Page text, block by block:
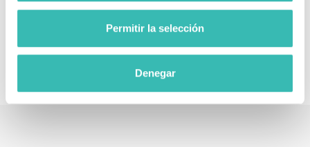
Permitir la selección
Denegar